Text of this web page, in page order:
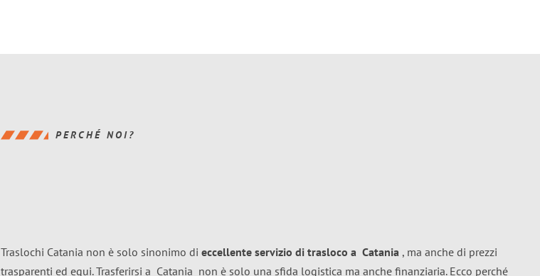
PERCHÉ NOI?
Traslochi Catania non è solo sinonimo di eccellente servizio di trasloco a Catania , ma anche di prezzi
trasparenti ed equi. Trasferirsi a Catania non è solo una sfida logistica ma anche finanziaria. Ecco perché